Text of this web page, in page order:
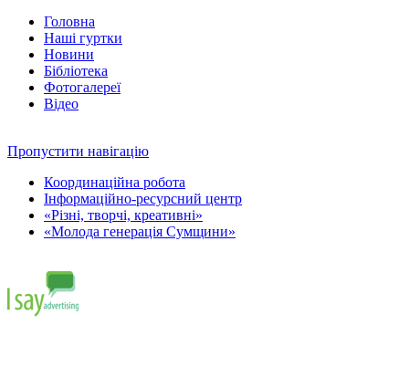
Головна
Наші гуртки
Новини
Бібліотека
Фотогалереї
Відео
Пропустити навігацію
Координаційна робота
Інформаційно-ресурсний центр
«Різні, творчі, креативні»
«Молода генерація Сумщини»